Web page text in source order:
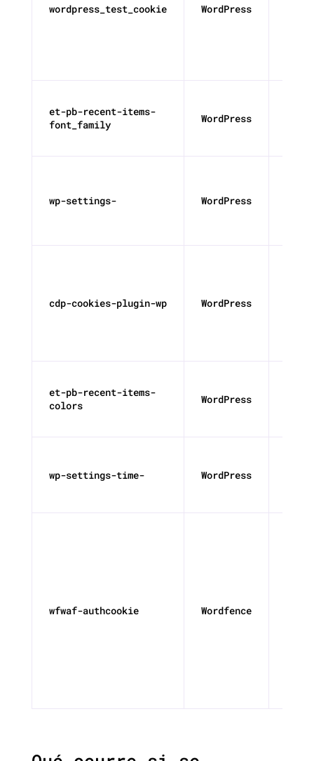
wordpress_test_cookie WordPress
et-pb-recent-items-
font_family
WordPress
wp-settings- WordPress
cdp-cookies-plugin-wp WordPress
et-pb-recent-items-
colors
WordPress
wp-settings-time- WordPress
wfwaf-authcookie Wordfence